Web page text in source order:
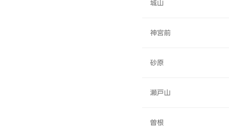
城山
神宮前
砂原
瀬戸山
曽根